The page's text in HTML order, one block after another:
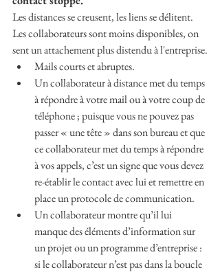
Les distances se creusent, les liens se délitent.
Les collaborateurs sont moins disponibles, on
sent un attachement plus distendu à l'entreprise.
Mails courts et abruptes.
Un collaborateur à distance met du temps
à répondre à votre mail ou à votre coup de
téléphone ; puisque vous ne pouvez pas
passer « une tête » dans son bureau et que
ce collaborateur met du temps à répondre
à vos appels, c’est un signe que vous devez
re-établir le contact avec lui et remettre en
place un protocole de communication.
Un collaborateur montre qu’il lui
manque des éléments d’information sur
un projet ou un programme d’entreprise :
si le collaborateur n’est pas dans la boucle